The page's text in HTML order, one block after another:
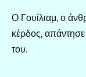
Ο Γουίλιαμ, ο
κέρδος, απάντησε
του.